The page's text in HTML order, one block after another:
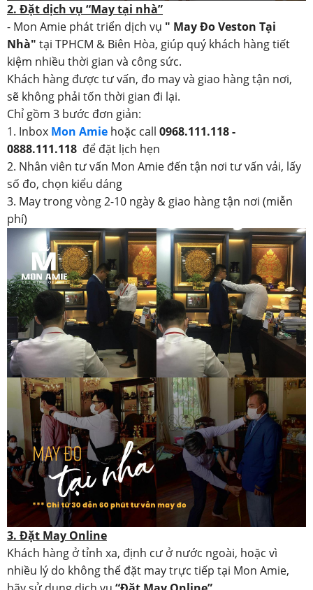
2. Đặt dịch vụ “May tại nhà”
- Mon Amie phát triển dịch vụ " May Đo Veston Tại
Nhà" tại TPHCM & Biên Hòa, giúp quý khách hàng tiết
kiệm nhiều thời gian và công sức.
Khách hàng được tư vấn, đo may và giao hàng tận nơi,
sẽ không phải tốn thời gian đi lại.
Chỉ gồm 3 bước đơn giản:
1. Inbox Mon Amie hoặc call 0968.111.118 -
0888.111.118 để đặt lịch hẹn
2. Nhân viên tư vấn Mon Amie đến tận nơi tư vấn vải, lấy
số đo, chọn kiểu dáng
3. May trong vòng 2-10 ngày & giao hàng tận nơi (miễn
phí)
3. Đặt May Online
Khách hàng ở tỉnh xa, định cư ở nước ngoài, hoặc vì
nhiều lý do không thể đặt may trực tiếp tại Mon Amie,